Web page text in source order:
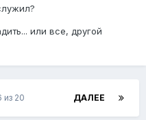
или все, другой
ДАЛЕЕ
из 20